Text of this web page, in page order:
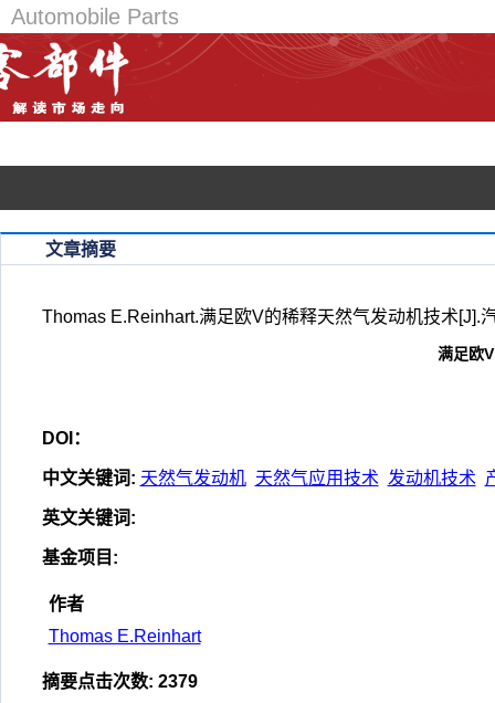
Automobile Parts
文章摘要
Thomas E.Reinhart.满足欧V的稀释天然气发动机技术[J].
满足欧
DOI：
中文关键词: 天然气发动机 天然气应用技术 发动机技术
英文关键词:
基金项目 :
作者
Thomas E.Reinhart
摘要点击次数: 2379